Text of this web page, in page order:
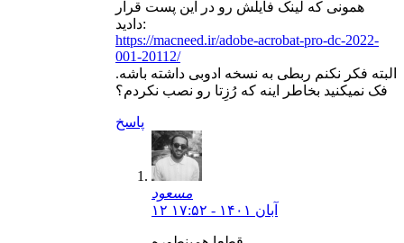
همونی که لینک فایلش رو در این پست قرار
دادید:
https://macneed.ir/adobe-acrobat-pro-dc-2022-
001-20112/
البته فکر نکنم ربطی به نسخه ادوبی داشته باشه.
فک نمیکنید بخاطر اینه که رُزِتا رو نصب نکردم؟
پاسخ
مسعود
۱۲ آبان ۱۴۰۱ - ۱۷:۵۲